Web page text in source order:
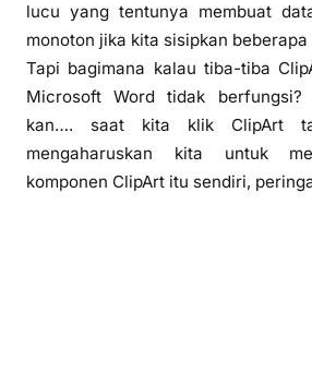
lucu yang tentunya membuat
monoton jika kita sisipkan beberapa
Tapi bagimana kalau tiba-tiba
Microsoft Word tidak
kan…. saat kita klik ClipArt
mengaharuskan kita untuk
komponen ClipArt itu sendiri,